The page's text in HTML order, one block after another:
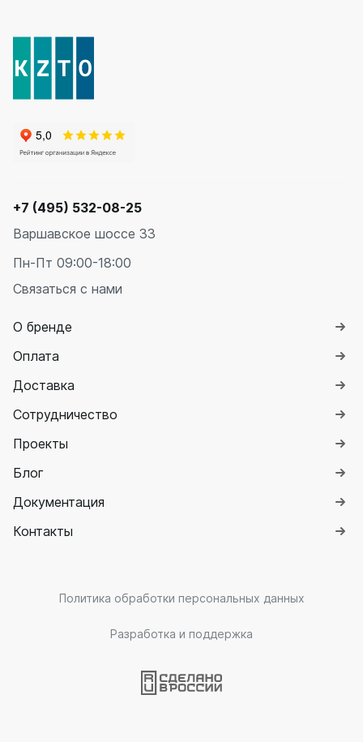
+7 (495) 532-08-25
Варшавское шоссе 33
Пн-Пт 09:00-18:00
Связаться с нами
О бренде
Оплата
Доставка
Сотрудничество
Проекты
Блог
Документация
Контакты
Политика обработки персональных данных
Разработка и поддержка